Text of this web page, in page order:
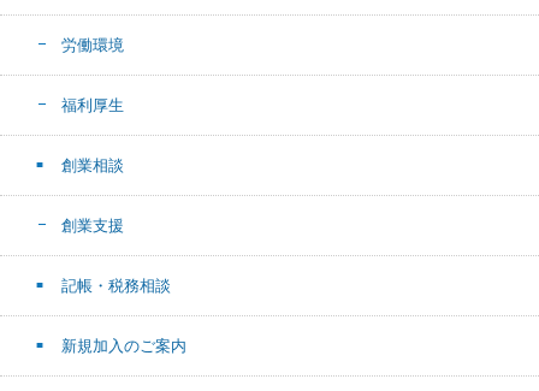
労働環境
福利厚生
創業相談
創業支援
記帳・税務相談
新規加入のご案内